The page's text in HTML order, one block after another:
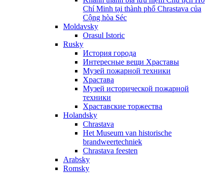
Chí Minh tại thành phố Chrastava của
Cộng hòa Séc
Moldavsky
Orasul Istoric
Rusky
История города
Интересные вещи Храставы
Музей пожарной техники
Храстава
Музей исторической пожарной
техники
Храставские торжества
Holandsky
Chrastava
Het Museum van historische
brandweertechniek
Chrastava feesten
Arabsky
Romsky